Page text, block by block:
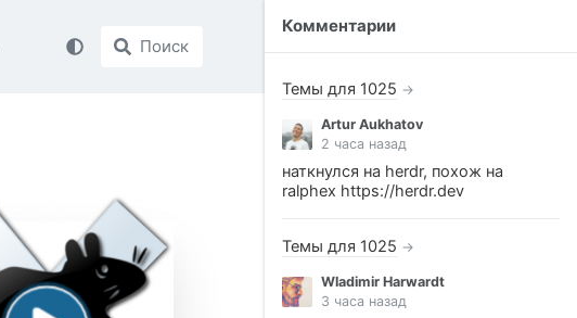
Поиск
Комментарии
Темы для 1025 →
Artur Aukhatov
2 часа назад
наткнулся на herdr, похож на
ralphex https://herdr.dev
Темы для 1025 →
Wladimir Harwardt
3 часа назад